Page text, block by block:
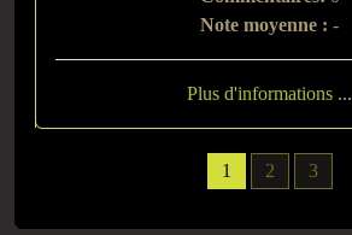
1 2 3
Note moyenne : -
Plus d'informations ...